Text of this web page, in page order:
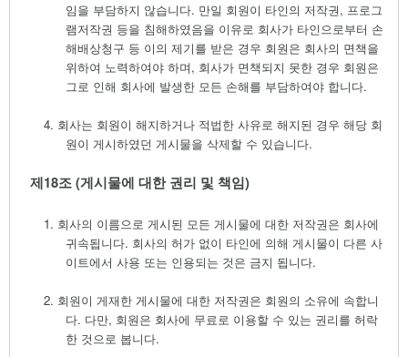
임을 부담하지 않습니다. 만일 회원이 타인의 저작권, 프로그
램저작권 등을 침해하였음을 이유로 회사가 타인으로부터 손
해배상청구 등 이의 제기를 받은 경우 회원은 회사의 면책을
위하여 노력하여야 하며, 회사가 면책되지 못한 경우 회원은
그로 인해 회사에 발생한 모든 손해를 부담하여야 합니다.
4. 회사는 회원이 해지하거나 적법한 사유로 해지된 경우 해당 회
원이 게시하였던 게시물을 삭제할 수 있습니다.
제18조(게시물에 대한 권리 및 책임)
1. 회사의 이름으로 게시된 모든 게시물에 대한 저작권은 회사에
귀속됩니다. 회사의 허가 없이 타인에 의해 게시물이 다른 사
이트에서 사용 또는 인용되는 것은 금지 됩니다.
2. 회원이 게재한 게시물에 대한 저작권은 회원의 소유에 속합니
다. 다만, 회원은 회사에 무료로 이용할 수 있는 권리를 허락
한 것으로 봅니다.